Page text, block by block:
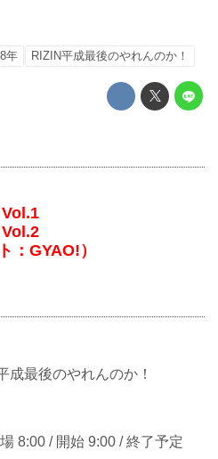
年 RIZIN平成最後のやれんのか！
：GYAO!）
成最後のやれんのか！
8:00 / 開始 9:00 / 終了予定